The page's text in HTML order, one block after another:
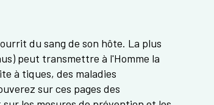
du sang de son hôte. La plus
peut transmettre à l'Homme la
à tiques, des maladies
sur ces pages des